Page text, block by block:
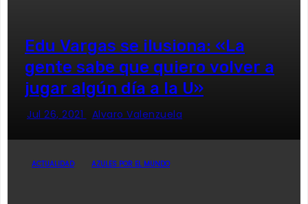
Edu Vargas se ilusiona: «La
gente sabe que quiero volver a
jugar algún día a la U»
Jul 26, 2021 Alvaro Valenzuela
ACTUALIDAD AZULES POR EL MUNDO